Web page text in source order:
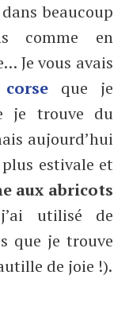
beaucoup
comme en
Je vous avais
que je
je trouve du
aujourd’hui
estivale et
aux abricots
utilisé de
que je trouve
de joie !).